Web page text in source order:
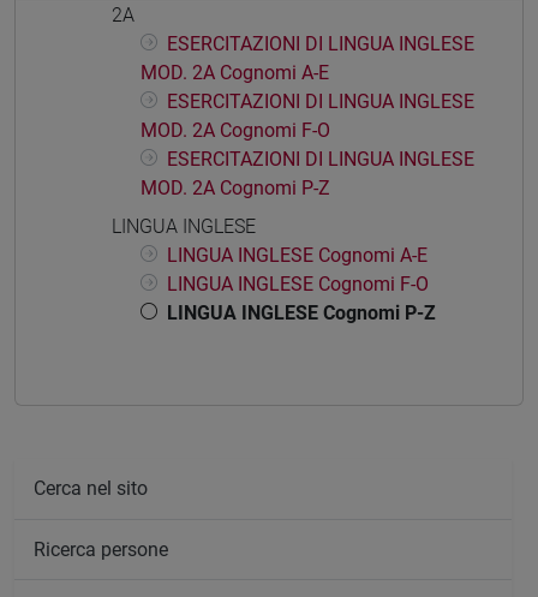
2A
ESERCITAZIONI DI LINGUA INGLESE
MOD. 2A Cognomi A-E
ESERCITAZIONI DI LINGUA INGLESE
MOD. 2A Cognomi F-O
ESERCITAZIONI DI LINGUA INGLESE
MOD. 2A Cognomi P-Z
LINGUA INGLESE
LINGUA INGLESE Cognomi A-E
LINGUA INGLESE Cognomi F-O
LINGUA INGLESE Cognomi P-Z
Cerca nel sito
Ricerca persone